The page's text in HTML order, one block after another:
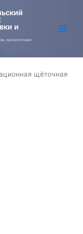
и
высокоточная
щёточная